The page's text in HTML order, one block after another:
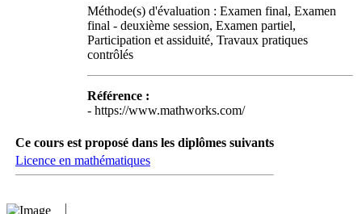
Méthode(s) d'évaluation : Examen final, Examen
final - deuxième session, Examen partiel,
Participation et assiduité, Travaux pratiques
contrôlés
Référence :
- https://www.mathworks.com/
Ce cours est proposé dans les diplômes suivants
Licence en mathématiques